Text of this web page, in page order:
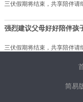
三伏假期将结束，共享陪伴
强烈建议父母好好陪伴孩
三伏假期将结束，共享陪伴
陆丰菠萝多汁脆爽，甜而
汕尾种植菠萝的乡镇主要集中
简易